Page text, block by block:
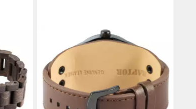
Quarzuhr Gabin, Datumsanzeige
59,95 €
lieferbar - in 2-3 Werktagen bei dir